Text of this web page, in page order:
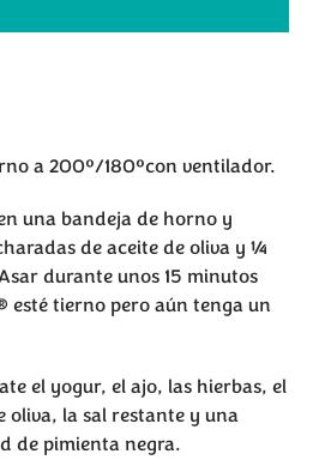
a 200º/180ºcon ventilador.
una bandeja de horno y
de aceite de oliva y ¼
durante unos 15 minutos
esté tierno pero aún tenga un
el yogur, el ajo, las hierbas, el
oliva, la sal restante y una
de pimienta negra.